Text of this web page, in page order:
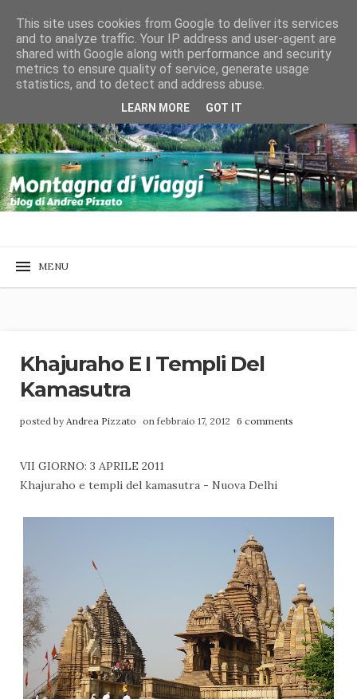
Khajuraho E I Templi Del
Kamasutra
posted by Andrea Pizzato on febbraio 17, 2012 6 comments
VII GIORNO: 3 APRILE 2011
Khajuraho e templi del kamasutra - Nuova Delhi
This site uses cookies from Google to deliver its services
and to analyze traffic. Your IP address and user-agent are
shared with Google along with performance and security
metrics to ensure quality of service, generate usage
statistics, and to detect and address abuse.
LEARN MORE GOT IT